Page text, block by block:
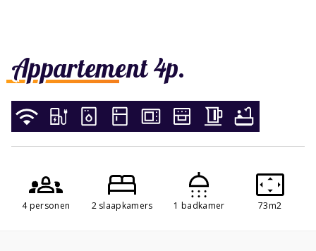
Appartement 4p.
4 personen 2 slaapkamers 1 badkamer 73m2